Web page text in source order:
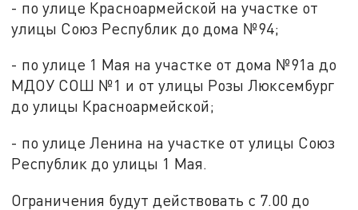
- по улице Красноармейской на участке от
улицы Союз Республик до дома №94;
- по улице 1 Мая на участке от дома №91а до
МДОУ СОШ №1 и от улицы Розы Люксембург
до улицы Красноармейской;
- по улице Ленина на участке от улицы Союз
Республик до улицы 1 Мая.
Ограничения будут действовать с 7.00 до